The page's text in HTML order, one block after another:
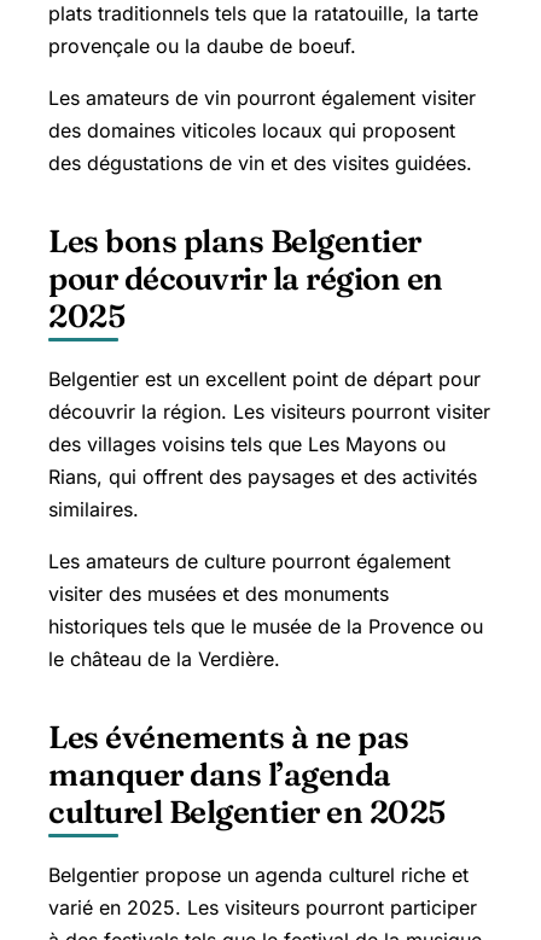
plats traditionnels tels que la ratatouille, la tarte
provençale ou la daube de boeuf.
Les amateurs de vin pourront également visiter
des domaines viticoles locaux qui proposent
des dégustations de vin et des visites guidées.
Les bons plans Belgentier
pour découvrir la région en
2025
Belgentier est un excellent point de départ pour
découvrir la région. Les visiteurs pourront visiter
des villages voisins tels que Les Mayons ou
Rians, qui offrent des paysages et des activités
similaires.
Les amateurs de culture pourront également
visiter des musées et des monuments
historiques tels que le musée de la Provence ou
le château de la Verdière.
Les événements à ne pas
manquer dans l’agenda
culturel Belgentier en 2025
Belgentier propose un agenda culturel riche et
varié en 2025. Les visiteurs pourront participer